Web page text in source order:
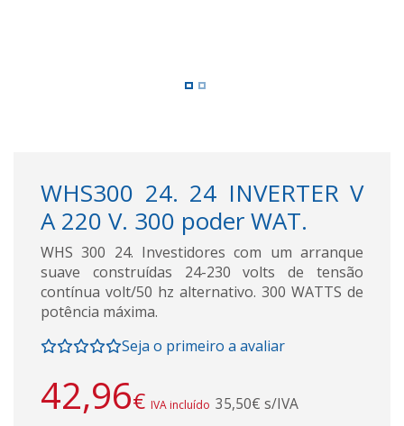
WHS300 24. 24 INVERTER V
A 220 V. 300 poder WAT.
WHS 300 24. Investidores com um arranque
suave construídas 24-230 volts de tensão
contínua volt/50 hz alternativo. 300 WATTS de
potência máxima.
Seja o primeiro a avaliar
42,96€ IVA incluído 35,50€ s/IVA